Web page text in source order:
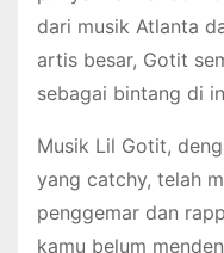
dari musik Atlanta
artis besar, Gotit
sebagai bintang di
Musik Lil Gotit,
yang catchy, telah
penggemar dan
kamu belum